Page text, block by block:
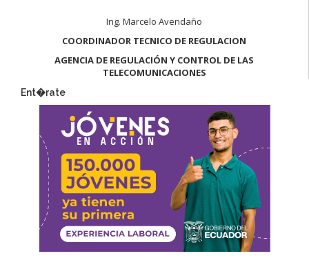
Ing. Marcelo Avendaño
COORDINADOR TECNICO DE REGULACION
AGENCIA DE REGULACIÓN Y CONTROL DE LAS
TELECOMUNICACIONES
Ent�rate